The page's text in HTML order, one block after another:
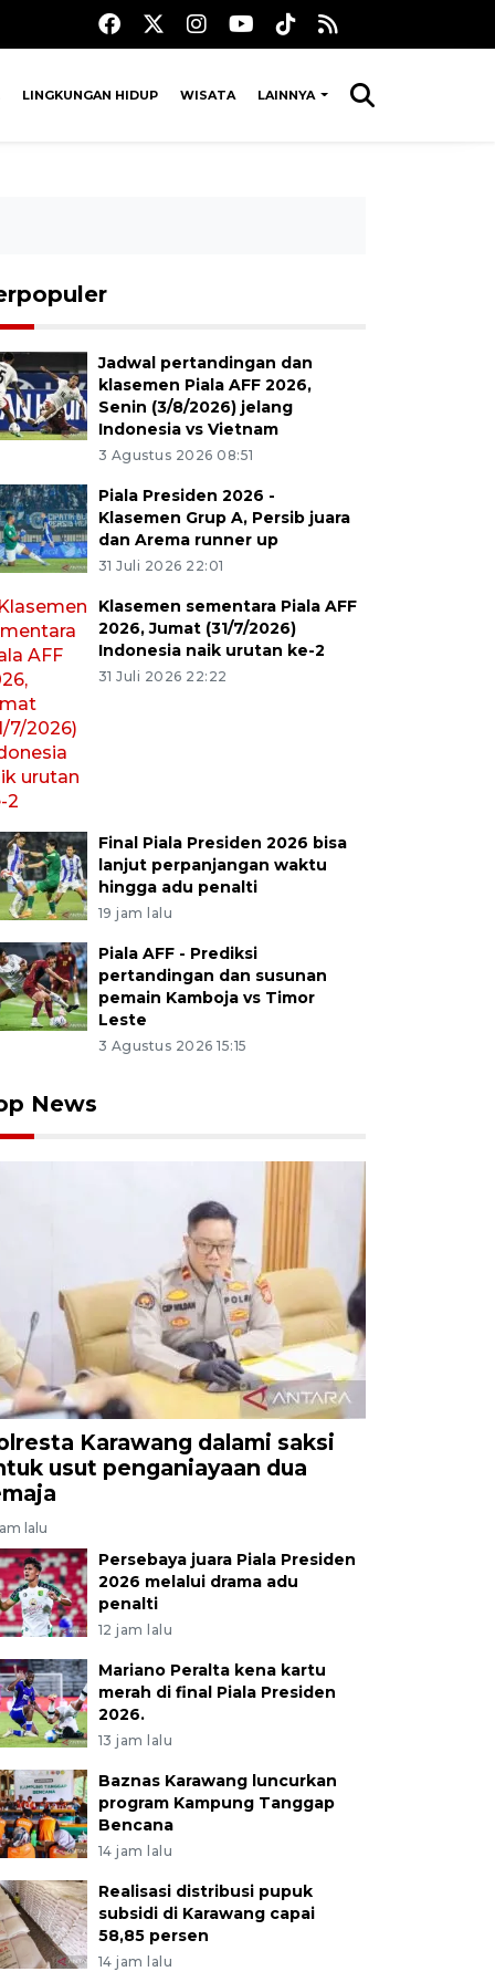
LINGKUNGAN HIDUP WISATA LAINNYA
Jadwal pertandingan dan
klasemen Piala AFF 2026,
Senin (3/8/2026) jelang
Indonesia vs Vietnam
3 Agustus 2026 08:51
Piala Presiden 2026 -
Klasemen Grup A, Persib juara
dan Arema runner up
31 Juli 2026 22:01
Klasemen sementara Piala AFF
2026, Jumat (31/7/2026)
Indonesia naik urutan ke-2
31 Juli 2026 22:22
Final Piala Presiden 2026 bisa
lanjut perpanjangan waktu
hingga adu penalti
19 jam lalu
Piala AFF - Prediksi
pertandingan dan susunan
pemain Kamboja vs Timor
Leste
3 Agustus 2026 15:15
News
Karawang dalami saksi
usut penganiayaan dua
lalu
Persebaya juara Piala Presiden
2026 melalui drama adu
penalti
12 jam lalu
Mariano Peralta kena kartu
merah di final Piala Presiden
2026.
13 jam lalu
Baznas Karawang luncurkan
program Kampung Tanggap
Bencana
14 jam lalu
Realisasi distribusi pupuk
subsidi di Karawang capai
58,85 persen
14 jam lalu